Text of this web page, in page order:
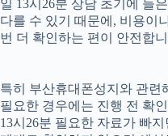
일 13시26분 상담 초기에 들
다를 수 있기 때문에, 비용이
번 더 확인하는 편이 안전합
특히 부산휴대폰성지와 관련
필요한 경우에는 진행 전 확
13시26분 필요한 자료가 빠